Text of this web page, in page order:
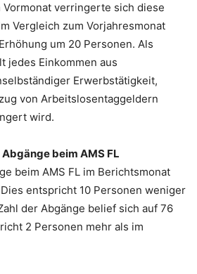
verringerte sich diese
Vergleich zum Vorjahresmonat
um 20 Personen. Als
jedes Einkommen aus
Erwerbstätigkeit,
von Arbeitslosentaggeldern
wird.
beim AMS FL
beim AMS FL im Berichtsmonat
entspricht 10 Personen weniger
der Abgänge belief sich auf 76
2 Personen mehr als im